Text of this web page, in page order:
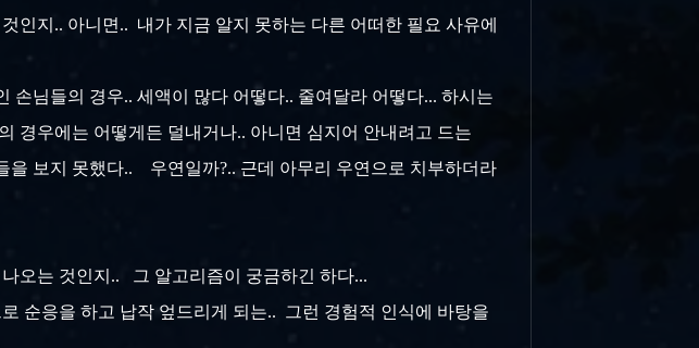
인지.. 아니면.. 내가 지금 알지 못하는 다른 어떠한 필요 사유에
님들의 경우.. 세액이 많다 어떻다.. 줄여달라 어떻다... 하시는
경우에는 어떻게든 덜내거나.. 아니면 심지어 안내려고 드는
보지 못했다.. 우연일까?.. 근데 아무리 우연으로 치부하더라
오는 것인지.. 그 알고리즘이 궁금하긴 하다...
순응을 하고 납작 엎드리게 되는.. 그런 경험적 인식에 바탕을